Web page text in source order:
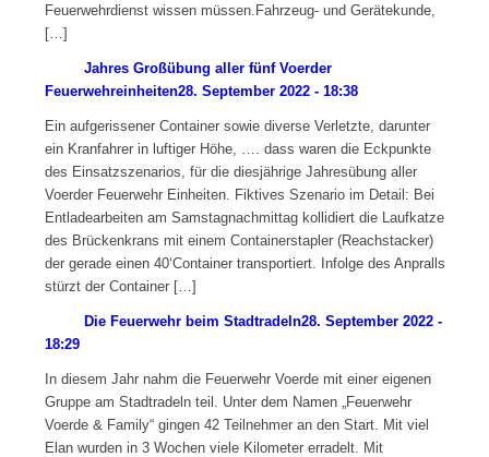
Feuerwehrdienst wissen müssen.Fahrzeug- und Gerätekunde,
[…]
Jahres Großübung aller fünf Voerder
Feuerwehreinheiten28. September 2022 - 18:38
Ein aufgerissener Container sowie diverse Verletzte, darunter
ein Kranfahrer in luftiger Höhe, …. dass waren die Eckpunkte
des Einsatzszenarios, für die diesjährige Jahresübung aller
Voerder Feuerwehr Einheiten. Fiktives Szenario im Detail: Bei
Entladearbeiten am Samstagnachmittag kollidiert die Laufkatze
des Brückenkrans mit einem Containerstapler (Reachstacker)
der gerade einen 40‘Container transportiert. Infolge des Anpralls
stürzt der Container […]
Die Feuerwehr beim Stadtradeln28. September 2022 -
18:29
In diesem Jahr nahm die Feuerwehr Voerde mit einer eigenen
Gruppe am Stadtradeln teil. Unter dem Namen „Feuerwehr
Voerde & Family“ gingen 42 Teilnehmer an den Start. Mit viel
Elan wurden in 3 Wochen viele Kilometer erradelt. Mit